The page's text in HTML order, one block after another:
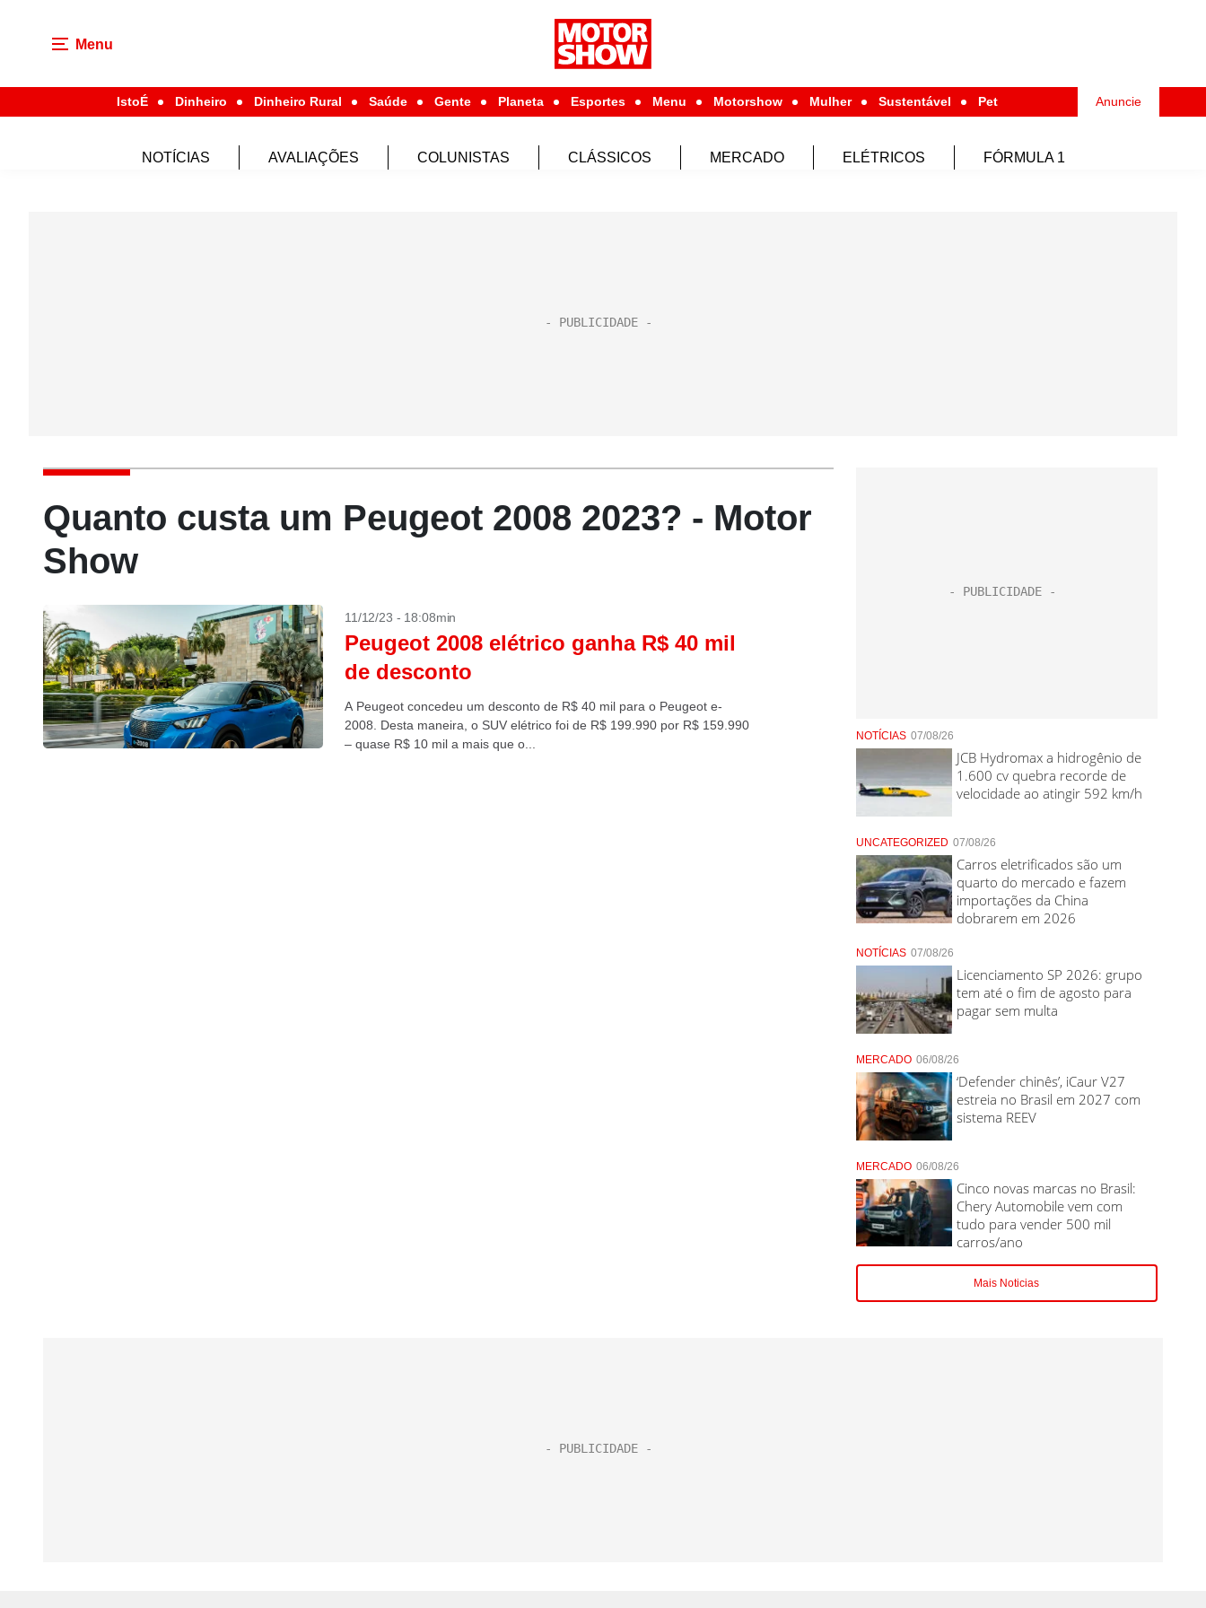
Menu
IstoÉ Dinheiro Dinheiro Rural Saúde Gente Planeta Esportes Menu Motorshow Mulher Sustentável Pet Anuncie
NOTÍCIAS AVALIAÇÕES COLUNISTAS CLÁSSICOS MERCADO ELÉTRICOS FÓRMULA 1
Quanto custa um Peugeot 2008 2023? - Motor
Show
11/12/23 - 18:08min
Peugeot 2008 elétrico ganha R$ 40 mil
de desconto
A Peugeot concedeu um desconto de R$ 40 mil para o Peugeot e-
2008. Desta maneira, o SUV elétrico foi de R$ 199.990 por R$ 159.990
– quase R$ 10 mil a mais que o...
NOTÍCIAS 07/08/26
JCB Hydromax a hidrogênio de
1.600 cv quebra recorde de
velocidade ao atingir 592 km/h
UNCATEGORIZED 07/08/26
Carros eletrificados são um
quarto do mercado e fazem
importações da China
dobrarem em 2026
NOTÍCIAS 07/08/26
Licenciamento SP 2026: grupo
tem até o fim de agosto para
pagar sem multa
MERCADO 06/08/26
‘Defender chinês’, iCaur V27
estreia no Brasil em 2027 com
sistema REEV
MERCADO 06/08/26
Cinco novas marcas no Brasil:
Chery Automobile vem com
tudo para vender 500 mil
carros/ano
Mais Noticias